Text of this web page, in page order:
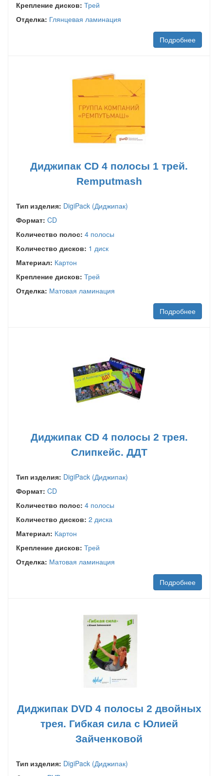
Крепление дисков: Трей
Отделка: Глянцевая ламинация
Подробнее
Диджипак CD 4 полосы 1 трей.
Remputmash
Тип изделия: DigiPack (Диджипак)
Формат: CD
Количество полос: 4 полосы
Количество дисков: 1 диск
Материал: Картон
Крепление дисков: Трей
Отделка: Матовая ламинация
Подробнее
Диджипак CD 4 полосы 2 трея.
Слипкейс. ДДТ
Тип изделия: DigiPack (Диджипак)
Формат: CD
Количество полос: 4 полосы
Количество дисков: 2 диска
Материал: Картон
Крепление дисков: Трей
Отделка: Матовая ламинация
Подробнее
Диджипак DVD 4 полосы 2 двойных
трея. Гибкая сила с Юлией
Зайченковой
Тип изделия: DigiPack (Диджипак)